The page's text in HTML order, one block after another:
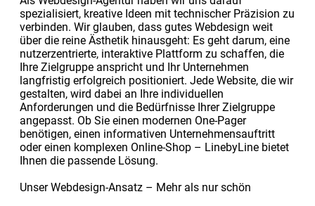
spezialisiert, kreative Ideen mit technischer Präzision zu
verbinden. Wir glauben, dass gutes Webdesign weit
über die reine Ästhetik hinausgeht: Es geht darum, eine
nutzerzentrierte, interaktive Plattform zu schaffen, die
Ihre Zielgruppe anspricht und Ihr Unternehmen
langfristig erfolgreich positioniert. Jede Website, die wir
gestalten, wird dabei an Ihre individuellen
Anforderungen und die Bedürfnisse Ihrer Zielgruppe
angepasst. Ob Sie einen modernen One-Pager
benötigen, einen informativen Unternehmensauftritt
oder einen komplexen Online-Shop – LinebyLine bietet
Ihnen die passende Lösung.
Unser Webdesign-Ansatz – Mehr als nur schön